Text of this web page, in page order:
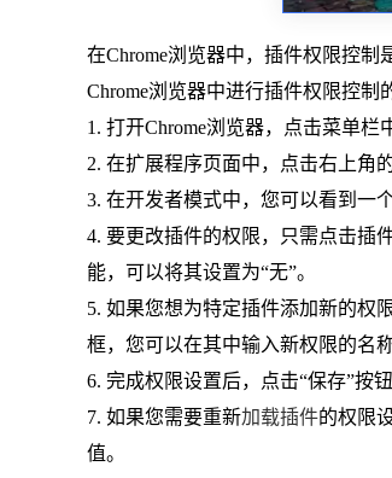
在Chrome浏览器中，插件权限控
Chrome浏览器中进行插件权限控制
1. 打开Chrome浏览器，点击菜单栏
2. 在扩展程序页面中，点击右上角
3. 在开发者模式中，您可以看到一
4. 要更改插件的权限，只需点击插
能，可以将其设置为“无”。
5. 如果您想为特定插件添加新的权
框，您可以在其中输入新权限的名
6. 完成权限设置后，点击“保存”按
7. 如果您需要重新加载插件的权限
值。